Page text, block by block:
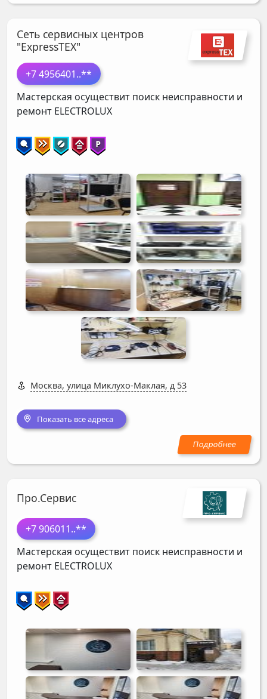
Сеть сервисных центров
"ExpressTEX"
+7 4956401..**
Мастерская осуществит поиск неисправности и
ремонт ELECTROLUX
Москва, улица Миклухо-Маклая, д 53
Показать все адреса
Про.Сервис
+7 906011..**
Мастерская осуществит поиск неисправности и
ремонт ELECTROLUX